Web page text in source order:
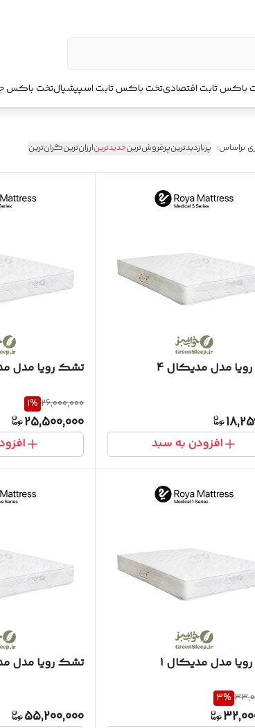
باکس ثابت اقتصادیتخت باکس ثابت اسپیشیالتخت باکس
براساس: پربازدیدترینپرفروش‌ترینجدیدترینارزان‌ترینگران‌ترین
مدل مدیکال 4
افزودن به سبد
تشک رویا مدل
26,000,000
1%
25,500,000
مدل مدیکال 1
3%
تشک رویا مدل
55,200,000